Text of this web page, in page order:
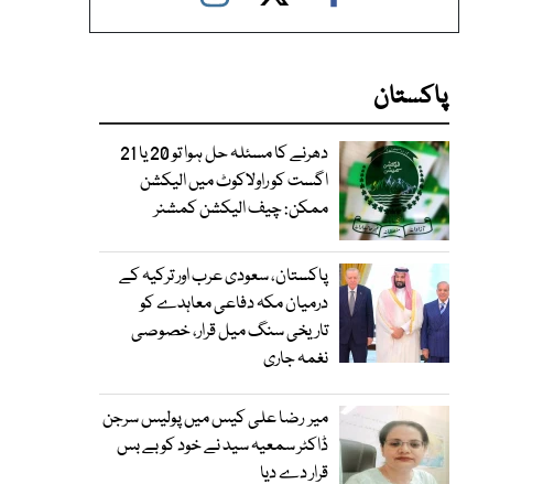
پاکستان
دھرنے کا مسئلہ حل ہوا تو 20 یا 21
اگست کو راولاکوٹ میں الیکشن
ممکن: چیف الیکشن کمشنر
پاکستان، سعودی عرب اور ترکیہ کے
درمیان مکہ دفاعی معاہدے کو
تاریخی سنگ میل قرار، خصوصی
نغمہ جاری
میر رضا علی کیس میں پولیس سرجن
ڈاکٹر سمعیہ سید نے خود کو بے بس
قرار دے دیا